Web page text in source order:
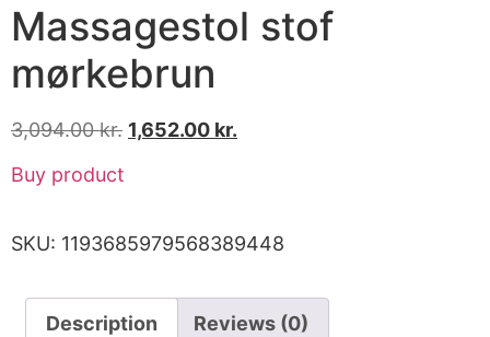
Massagestol stof
mørkebrun
3,094.00kr. 1,652.00 kr.
Buy product
SKU: 1193685979568389448
Description Reviews (0)